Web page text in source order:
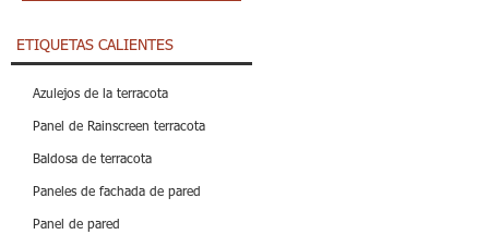
ETIQUETAS CALIENTES
Azulejos de la terracota
Panel de Rainscreen terracota
Baldosa de terracota
Paneles de fachada de pared
Panel de pared